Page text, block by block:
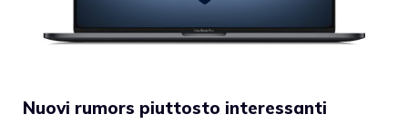
Nuovi rumors piuttosto interessanti